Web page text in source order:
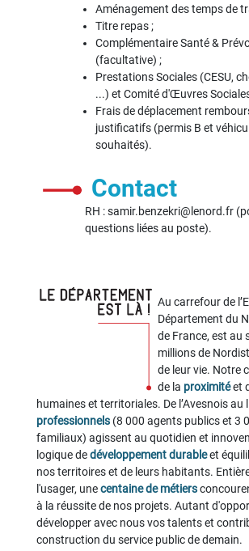
Aménagement des temps de
Titre repas ;
Complémentaire Santé &
(facultative) ;
Prestations Sociales (CESU,
...) et Comité d'Œuvres
Frais de déplacement
justificatifs (permis B et
souhaités).
Contact
RH : samir.benzekri@lenord.fr
questions liées au poste).
Au carrefour de
Département du
de France, est au
millions de
de leur vie. Notre
de la proximitéet
humaines et territoriales. De l’Avesnois au
professionnels (8 000 agents publics et 3
familiaux) agissent au quotidien et
logique dedéveloppement durableet
nos territoires et de leurs habitants.
l'usager, unecentaine de métiers
à la réussite de nos projets. Autant
développer avec nous vos talents et
construction du service public de demain.